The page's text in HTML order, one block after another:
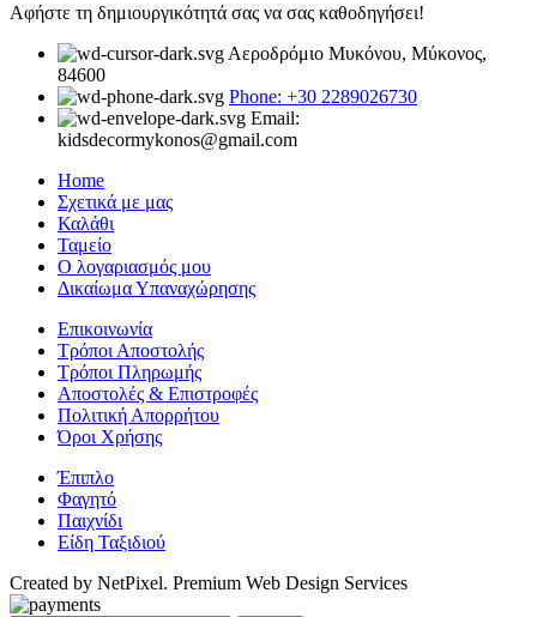
Αφήστε τη δημιουργικότητά σας να σας καθοδηγήσει!
Αεροδρόμιο Μυκόνου, Μύκονος,
84600
Phone: +30 2289026730
Email:
kidsdecormykonos@gmail.com
Home
Σχετικά με μας
Καλάθι
Ταμείο
Ο λογαριασμός μου
Δικαίωμα Υπαναχώρησης
Επικοινωνία
Τρόποι Αποστολής
Τρόποι Πληρωμής
Αποστολές & Επιστροφές
Πολιτική Απορρήτου
Όροι Χρήσης
Έπιπλο
Φαγητό
Παιχνίδι
Είδη Ταξιδιού
Created by NetPixel. Premium Web Design Services